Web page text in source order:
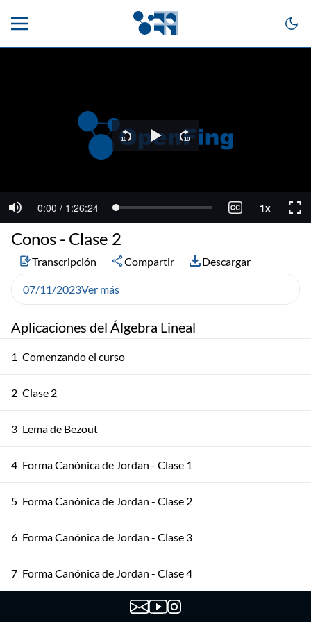
Aplicaciones del Álgebra Lineal
1 Comenzando el curso
2 Clase 2
3 Lema de Bezout
4 Forma Canónica de Jordan - Clase 1
5 Forma Canónica de Jordan - Clase 2
6 Forma Canónica de Jordan - Clase 3
7 Forma Canónica de Jordan - Clase 4
Conos - Clase 2
Transcripción Compartir Descargar
07/11/2023Ver más